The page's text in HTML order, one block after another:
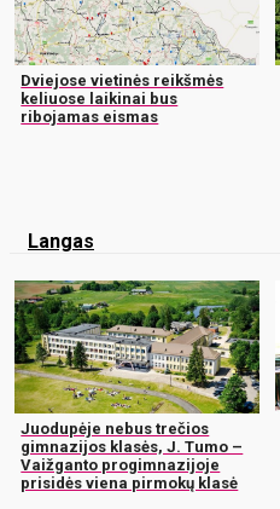
Dviejose vietinės reikšmės
keliuose laikinai bus
ribojamas eismas
Langas
Juodupėje nebus trečios
gimnazijos klasės, J. Tumo –
Vaižganto progimnazijoje
prisidės viena pirmokų klasė